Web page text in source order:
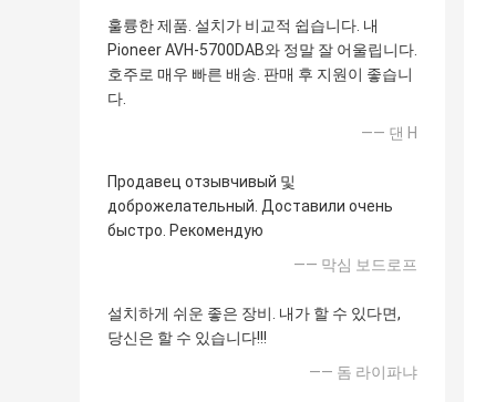
훌륭한 제품. 설치가 비교적 쉽습니다. 내
Pioneer AVH-5700DAB와 정말 잘 어울립니다.
호주로 매우 빠른 배송. 판매 후 지원이 좋습니
다.
—— 댄 H
Продавец отзывчивый 및
доброжелательный. Доставили очень
быстро. Рекомендую
—— 막심 보드로프
설치하게 쉬운 좋은 장비. 내가 할 수 있다면,
당신은 할 수 있습니다!!!
—— 돔 라이파냐